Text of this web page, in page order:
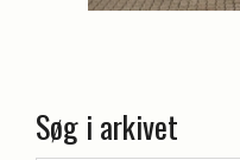
Søg i arkivet